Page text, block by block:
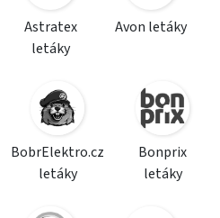
Astratex
letáky
Avon letáky
BobrElektro.cz
letáky
Bonprix
letáky